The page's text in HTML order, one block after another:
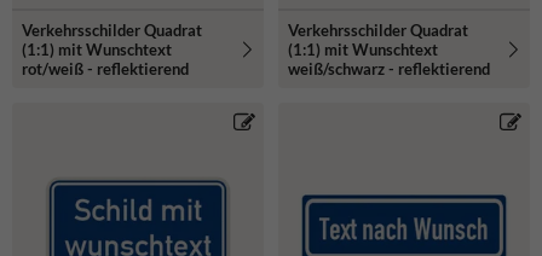
Verkehrsschilder Quadrat
(1:1) mit Wunschtext
rot/weiß - reflektierend
Verkehrsschilder Quadrat
(1:1) mit Wunschtext
weiß/schwarz - reflektierend